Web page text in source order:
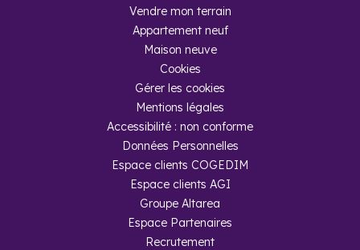
Vendre mon terrain
Appartement neuf
Maison neuve
Cookies
Gérer les cookies
Mentions légales
Accessibilité : non conforme
Données Personnelles
Espace clients COGEDIM
Espace clients AGI
Groupe Altarea
Espace Partenaires
Recrutement